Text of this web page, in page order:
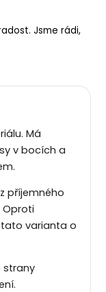
Jsme rádi,
Má
v bocích a
příjemného
Oproti
varianta o
strany